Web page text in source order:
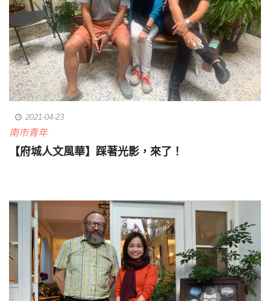
2021-04-23
南市青年
【府城人文風華】踩著光影，來了！